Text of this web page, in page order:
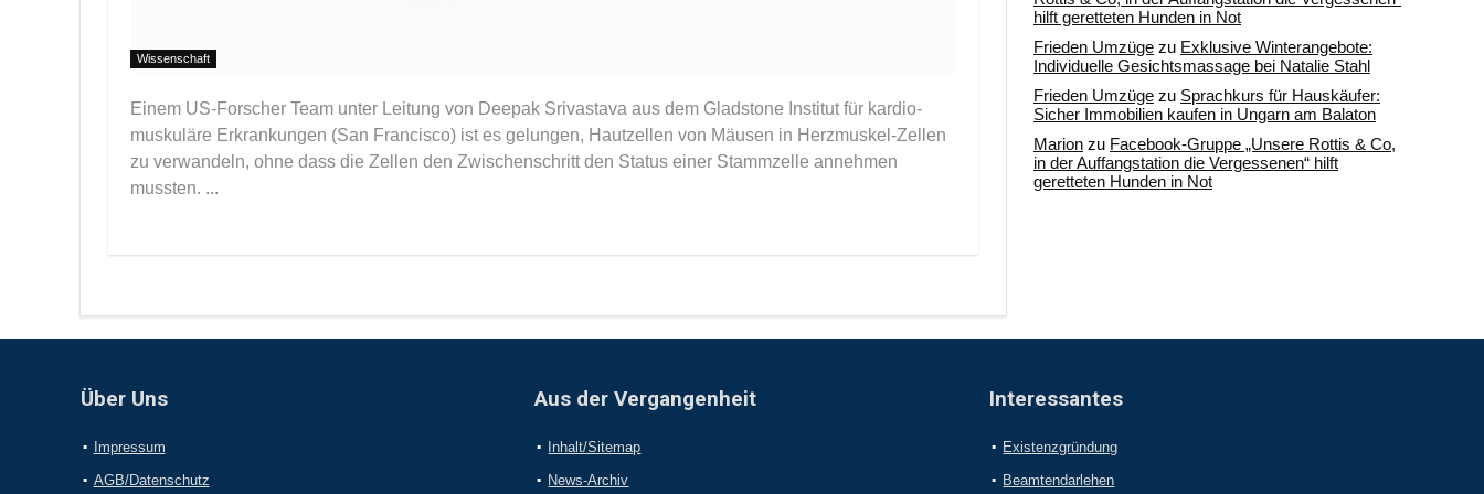
Wissenschaft
Einem US-Forscher Team unter Leitung von Deepak Srivastava aus dem Gladstone Institut für kardio-
muskuläre Erkrankungen (San Francisco) ist es gelungen, Hautzellen von Mäusen in Herzmuskel-Zellen
zu verwandeln, ohne dass die Zellen den Zwischenschritt den Status einer Stammzelle annehmen
mussten. ...
hilft geretteten Hunden in Not
Frieden Umzüge zu Exklusive Winterangebote:
Individuelle Gesichtsmassage bei Natalie Stahl
Frieden Umzüge zu Sprachkurs für Hauskäufer:
Sicher Immobilien kaufen in Ungarn am Balaton
Marion zu Facebook-Gruppe „Unsere Rottis & Co,
in der Auffangstation die Vergessenen“ hilft
geretteten Hunden in Not
Über Uns
Impressum
AGB/Datenschutz
Aus der Vergangenheit
Inhalt/Sitemap
News-Archiv
Interessantes
Existenzgründung
Beamtendarlehen